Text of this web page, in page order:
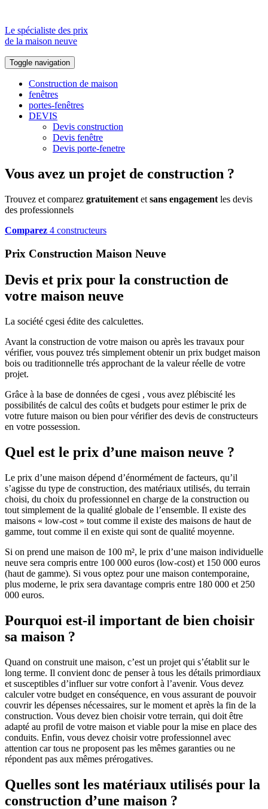
Le spécialiste des prix
de la maison neuve
Toggle navigation
Construction de maison
fenêtres
portes-fenêtres
DEVIS
Devis construction
Devis fenêtre
Devis porte-fenetre
Vous avez un projet de construction ?
Trouvez et comparez gratuitement et sans engagement les devis
des professionnels
Comparez 4 constructeurs
Prix Construction Maison Neuve
Devis et prix pour la construction de
votre maison neuve
La société cgesi édite des calculettes.
Avant la construction de votre maison ou après les travaux pour
vérifier, vous pouvez trés simplement obtenir un prix budget maison
bois ou traditionnelle trés approchant de la valeur réelle de votre
projet.
Grâce à la base de données de cgesi , vous avez plébiscité les
possibilités de calcul des coûts et budgets pour estimer le prix de
votre future maison ou bien pour vérifier des devis de constructeurs
en votre possession.
Quel est le prix d’une maison neuve ?
Le prix d’une maison dépend d’énormément de facteurs, qu’il
s’agisse du type de construction, des matériaux utilisés, du terrain
choisi, du choix du professionnel en charge de la construction ou
tout simplement de la qualité globale de l’ensemble. Il existe des
maisons « low-cost » tout comme il existe des maisons de haut de
gamme, tout comme il en existe qui sont de qualité moyenne.
Si on prend une maison de 100 m², le prix d’une maison individuelle
neuve sera compris entre 100 000 euros (low-cost) et 150 000 euros
(haut de gamme). Si vous optez pour une maison contemporaine,
plus moderne, le prix sera davantage compris entre 180 000 et 250
000 euros.
Pourquoi est-il important de bien choisir
sa maison ?
Quand on construit une maison, c’est un projet qui s’établit sur le
long terme. Il convient donc de penser à tous les détails primordiaux
et susceptibles d’influer sur votre confort à l’avenir. Vous devez
calculer votre budget en conséquence, en vous assurant de pouvoir
couvrir les dépenses nécessaires, sur le moment et après la fin de la
construction. Vous devez bien choisir votre terrain, qui doit être
adapté au profil de votre maison et viable pour la mise en place des
conduits. Enfin, vous devez choisir votre professionnel avec
attention car tous ne proposent pas les mêmes garanties ou ne
répondent pas aux mêmes prérogatives.
Quelles sont les matériaux utilisés pour la
construction d’une maison ?